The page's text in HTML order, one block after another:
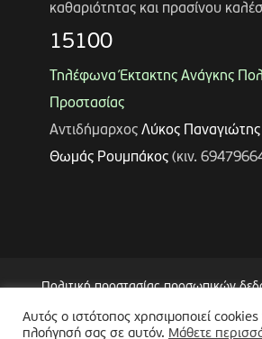
καθαριότητας και πρασίνου
15100
Τηλέφωνα Έκτακτης Ανάγκης
Προστασίας
Αντιδήμαρχος Λύκος Παναγιώτης
Θωμάς Ρουμπάκος(κιν.
Πολιτική προστασίας προσωπικών
Επεξεργασίας Δεδομένων μέσω
(CCTV)-Δήλωση
Αυτός ο ιστότοπος χρησιμοποιεί cookies
πλοήγησή σας σε αυτόν. Μάθετε